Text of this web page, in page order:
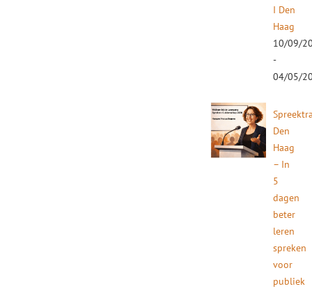
I Den
Haag
10/09/
-
04/05/
Den
Haag
– In
5
dagen
beter
leren
spreken
voor
publiek